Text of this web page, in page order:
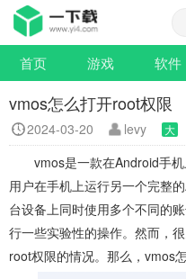
首页 游戏 软件
vmos怎么打开root权限
2024-03-20 levy 大
vmos是一款在Android手
用户在手机上运行另一个完整
台设备上同时使用多个不同的
行一些实验性的操作。然而，
root权限的情况。那么，vmos